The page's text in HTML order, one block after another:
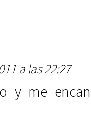
a las 22:27
y me